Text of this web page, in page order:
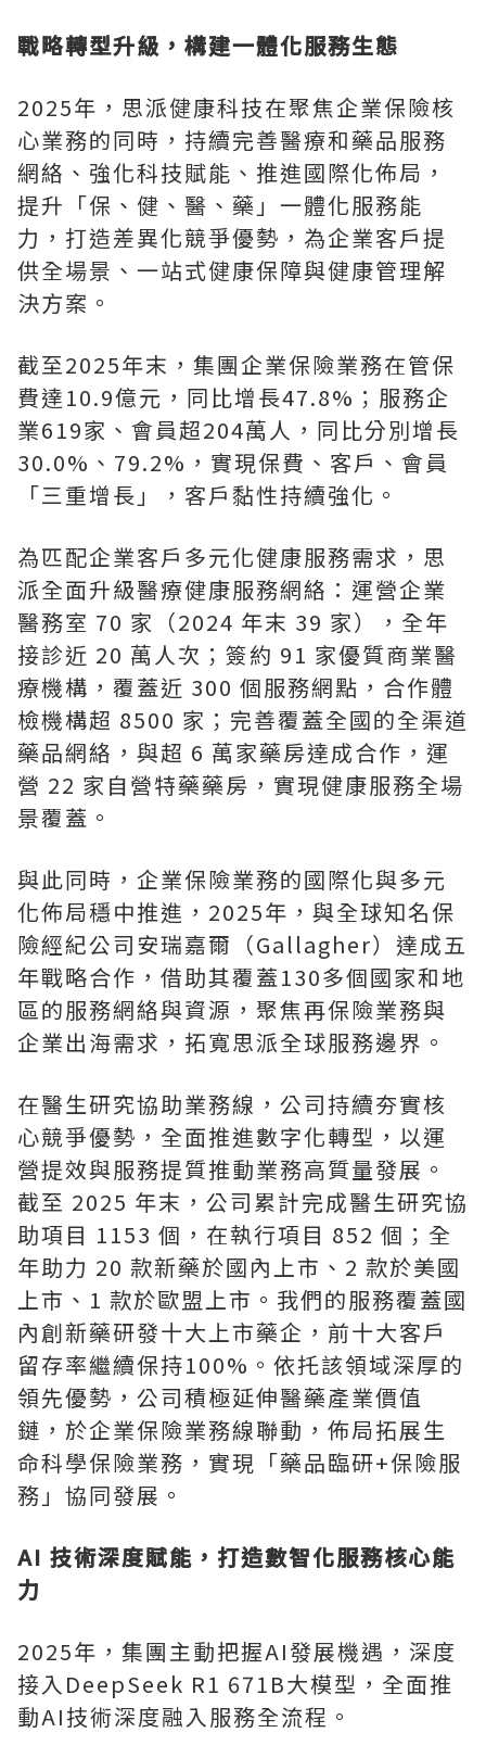
戰略轉型升級，構建一體化服務生態
2025年，思派健康科技在聚焦企業保險核
心業務的同時，持續完善醫療和藥品服務
網絡、強化科技賦能、推進國際化佈局，
提升「保、健、醫、藥」一體化服務能
力，打造差異化競爭優勢，為企業客戶提
供全場景、一站式健康保障與健康管理解
決方案。
截至2025年末，集團企業保險業務在管保
費達10.9億元，同比增長47.8%；服務企
業619家、會員超204萬人，同比分別增長
30.0%、79.2%，實現保費、客戶、會員
「三重增長」，客戶黏性持續強化。
為匹配企業客戶多元化健康服務需求，思
派全面升級醫療健康服務網絡：運營企業
醫務室 70 家（2024 年末 39 家），全年
接診近 20 萬人次；簽約 91 家優質商業醫
療機構，覆蓋近 300 個服務網點，合作體
檢機構超 8500 家；完善覆蓋全國的全渠道
藥品網絡，與超 6 萬家藥房達成合作，運
營 22 家自營特藥藥房，實現健康服務全場
景覆蓋。
與此同時，企業保險業務的國際化與多元
化佈局穩中推進，2025年，與全球知名保
險經紀公司安瑞嘉爾（Gallagher）達成五
年戰略合作，借助其覆蓋130多個國家和地
區的服務網絡與資源，聚焦再保險業務與
企業出海需求，拓寬思派全球服務邊界。
在醫生研究協助業務線，公司持續夯實核
心競爭優勢，全面推進數字化轉型，以運
營提效與服務提質推動業務高質量發展。
截至 2025 年末，公司累計完成醫生研究協
助項目 1153 個，在執行項目 852 個；全
年助力 20 款新藥於國內上市、2 款於美國
上市、1 款於歐盟上市。我們的服務覆蓋國
內創新藥研發十大上市藥企，前十大客戶
留存率繼續保持100%。依托該領域深厚的
領先優勢，公司積極延伸醫藥產業價值
鏈，於企業保險業務線聯動，佈局拓展生
命科學保險業務，實現「藥品臨研+保險服
務」協同發展。
AI 技術深度賦能，打造數智化服務核心能
力
2025年，集團主動把握AI發展機遇，深度
接入DeepSeek R1 671B大模型，全面推
動AI技術深度融入服務全流程。